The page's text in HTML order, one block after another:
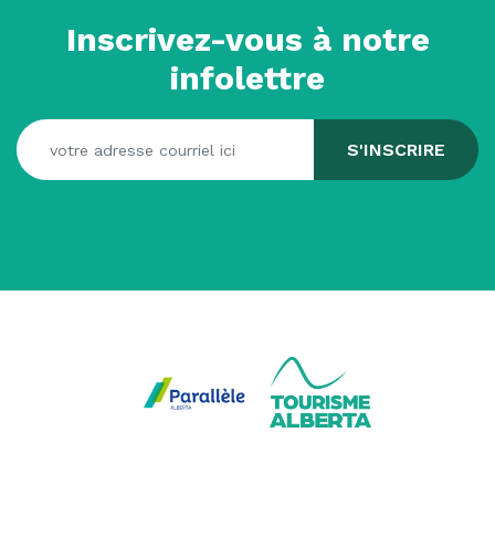
Inscrivez-vous à notre
infolettre